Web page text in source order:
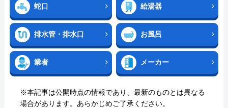
蛇口 給湯器
排水管・排水口 お風呂
業者 メーカー
※本記事は公開時点の情報であり、最新のものとは異なる
場合があります。あらかじめご了承ください。